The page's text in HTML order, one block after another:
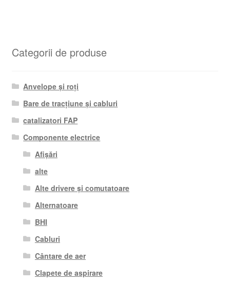
Categorii de produse
Anvelope și roți
Bare de tracțiune și cabluri
catalizatori FAP
Componente electrice
Afișări
alte
Alte drivere și comutatoare
Alternatoare
BHI
Cabluri
Cântare de aer
Clapete de aspirare